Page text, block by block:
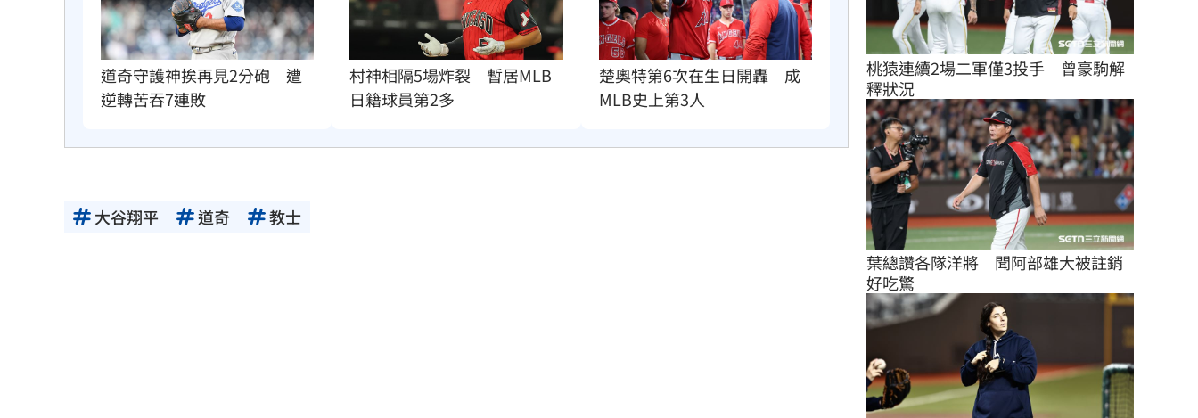
道奇守護神挨再見2分砲　遭
逆轉苦吞7連敗
村神相隔5場炸裂　暫居MLB
日籍球員第2多
楚奧特第6次在生日開轟　成
MLB史上第3人
大谷翔平 道奇 教士
桃猿連續2場二軍僅3投手　曾豪駒解
釋狀況
葉總讚各隊洋將　聞阿部雄大被註銷
好吃驚